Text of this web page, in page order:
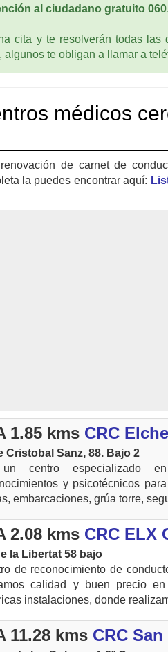
al ciudadano gratuito 060.
cita y te resolverán todas las
, algunos te obligan a llamar a
médicos
de carnet de
la puedes encontrar aquí:
1.85 kms CRC
Cristobal Sanz, 88. Bajo 2
centro especializado
y psicotécnicos
embarcaciones, grúa torre,
2.08 kms CRC ELX
la Libertat 58 bajo
de reconocimiento de
calidad y buen precio
instalaciones, donde
11.28 kms CRC